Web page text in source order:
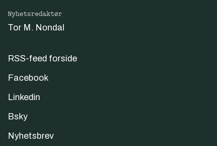
Nyhetsredaktør
Tor M. Nondal
RSS-feed forside
Facebook
Linkedin
Bsky
Nyhetsbrev